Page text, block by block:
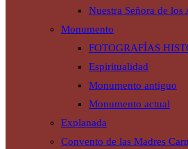
Nuestra Señora de los
Monumento
FOTOGRAFÍAS
Espiritualidad
Monumento antiguo
Monumento actual
Explanada
Convento de las Madres